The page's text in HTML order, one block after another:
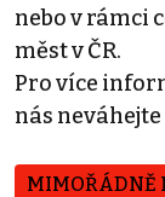
nebo v rámci
měst v ČR.
Pro více
nás
MIMOŘÁDNĚ